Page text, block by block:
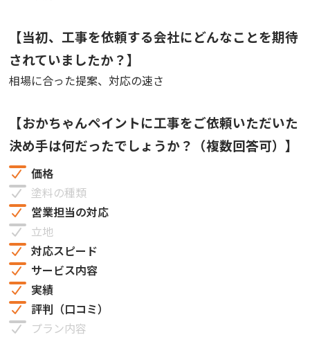
【当初、工事を依頼する会社にどんなことを期待
されていましたか？】
相場に合った提案、対応の速さ
【おかちゃんペイントに工事をご依頼いただいた
決め手は何だったでしょうか？（複数回答可）】
価格
塗料の種類
営業担当の対応
立地
対応スピード
サービス内容
実績
評判（口コミ）
プラン内容